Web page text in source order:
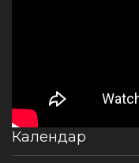
Календар